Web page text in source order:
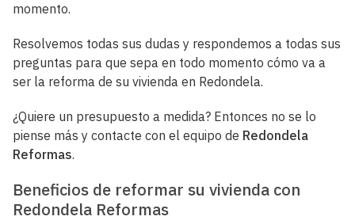
momento.
Resolvemos todas sus dudas y respondemos a todas sus
preguntas para que sepa en todo momento cómo va a
ser la reforma de su vivienda en Redondela.
¿Quiere un presupuesto a medida? Entonces no se lo
piense más y contacte con el equipo de Redondela
Reformas.
Beneficios de reformar su vivienda con
Redondela Reformas